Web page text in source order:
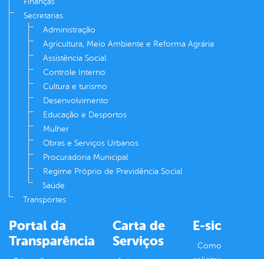
Secretarias
Administração
Agricultura, Meio Ambiente e Reforma Agrária
Assistência Social
Controle Interno
Cultura e turismo
Desenvolvimento
Educação e Desportos
Mulher
Obras e Serviços Urbanos
Procuradoria Municipal
Regime Próprio de Previdência Social
Saúde
Transportes
Portal da
Transparência
Carta de
Serviços
E-sic
Como